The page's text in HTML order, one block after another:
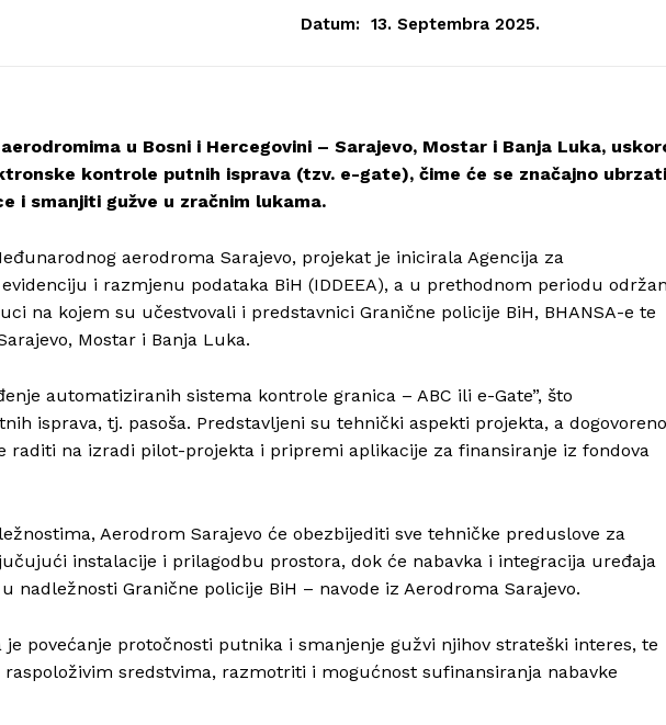
Datum: 13. Septembra 2025.
u Bosni i Hercegovini – Sarajevo, Mostar i Banja Luka,
kontrole putnih isprava (tzv. e-gate), čime će se značajno ubrzati
i smanjiti gužve u zračnim lukama.
aerodroma Sarajevo, projekat je inicirala Agencija za
i razmjenu podataka BiH (IDDEEA), a u prethodnom periodu
na kojem su učestvovali i predstavnici Granične policije BiH, BHANSA-e te
Mostar i Banja Luka.
automatiziranih sistema kontrole granica – ABC ili e-Gate”, što
isprava, tj. pasoša. Predstavljeni su tehnički aspekti projekta, a dogovoreno
raditi na izradi pilot-projekta i pripremi aplikacije za finansiranje iz fondova
Aerodrom Sarajevo će obezbijediti sve tehničke preduslove za
instalacije i prilagodbu prostora, dok će nabavka i integracija uređaja
nadležnosti Granične policije BiH – navode iz Aerodroma Sarajevo.
je povećanje protočnosti putnika i smanjenje gužvi njihov strateški interes, te
sredstvima, razmotriti i mogućnost sufinansiranja nabavke